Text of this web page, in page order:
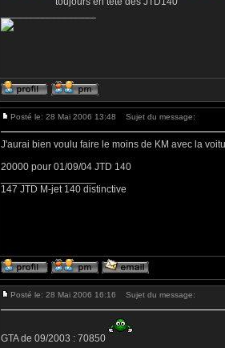
Posté le: 28 Mai 2006 13:48 Sujet du message:
J'aurai bien voulu faire le moins de KM avec la
20000 pour 01/09/04 JTD 140
147 JTD M-jet 140 distinctive
Posté le: 28 Mai 2006 16:16 Sujet du message:
GTA de 09/2003 : 70850